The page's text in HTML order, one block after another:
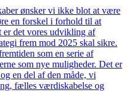
ønsker vi ikke blot at være
en forskel i forhold til at
er det vores udvikling af
frem mod 2025 skal sikre.
som en serie af
som nye muligheder. Det er
en del af den måde, vi
fælles værdiskabelse og